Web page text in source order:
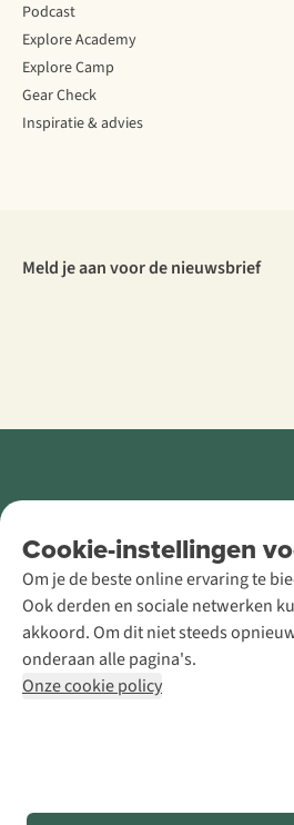
Cookie-instellingen
Om je de beste online ervaring te
Ook derden en sociale netwerken
akkoord. Om dit niet steeds
onderaan alle pagina's.
Onze cookie policy
Podcast
Explore Academy
Explore Camp
Gear Check
Inspiratie & advies
Meld je aan voor de nieuwsbrief
Retail Concepts
NV,
Smallandlaan
9, B-2660
Hoboken
+32 (0)3 828
30 15